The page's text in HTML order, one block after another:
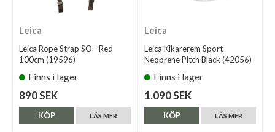
Leica
Leica Rope Strap SO - Red
100cm (19596)
Finns i lager
890 SEK
LÄS MER
KÖP
Leica
Leica Kikarerem Sport
Neoprene Pitch Black (42056)
Finns i lager
1.090 SEK
LÄS MER
KÖP